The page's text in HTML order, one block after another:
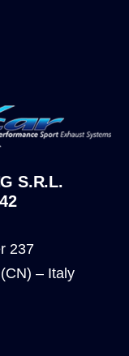
S.R.L.
237
– Italy